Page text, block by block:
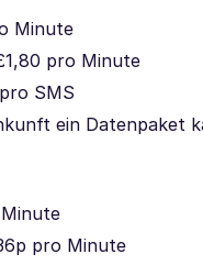
Minute
pro Minute
SMS
ein Datenpaket
pro Minute